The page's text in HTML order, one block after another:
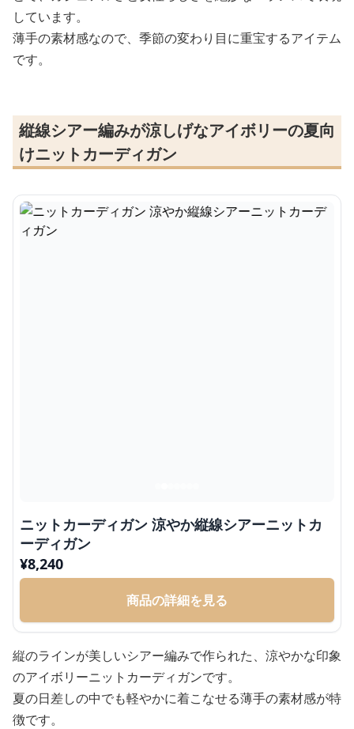
しています。
薄手の素材感なので、季節の変わり目に重宝するアイテム
です。
縦線シアー編みが涼しげなアイボリーの夏向
けニットカーディガン
ニットカーディガン 涼やか縦線シアーニットカ
ーディガン
¥8,240
商品の詳細を見る
縦のラインが美しいシアー編みで作られた、涼やかな印象
のアイボリーニットカーディガンです。
夏の日差しの中でも軽やかに着こなせる薄手の素材感が特
徴です。